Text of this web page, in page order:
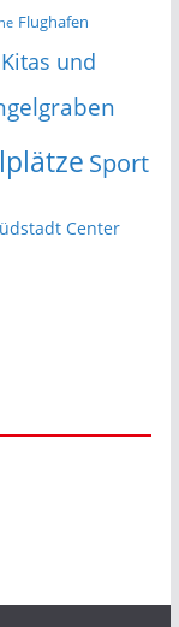
Flughafen
Kitas und
Sport
Center